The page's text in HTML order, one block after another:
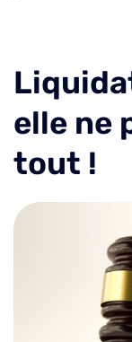
elle ne
tout !